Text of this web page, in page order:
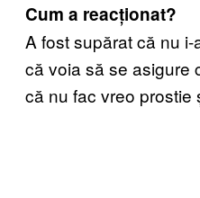
Cum a reacționat?
A fost supărat că nu
că voia să se asigure
că nu fac vreo prostie